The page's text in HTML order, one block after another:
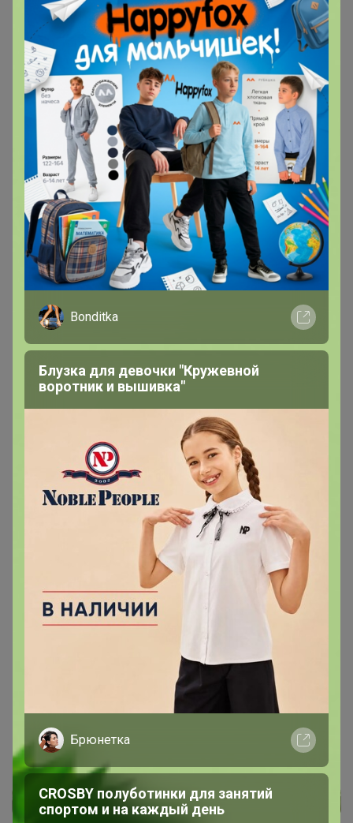
9 июня, 2021 11:42 1
Спасибо вам большое! 🌹
Chydo_chydnoe
Магистр
В теме "CП12 Мармеландия - Жевательный
мармелад! ЛУЧШАЯ ВЫБОРКА европейских
брендов"
8 июня, 2021 14:35
сына день рождения 11го... Очень ждем🤗
Chydo_chydnoe
В теме "СП3 Белье из Словении премиум класса по
доступной цене. Широкий выбор размеров
бюстгальтеров: чашки A, B, C, D, E, F, G, H: от 65 до
110.. Новая коллекция 2020/2021!"
Здравствуйте! 🤗 Можно узнать что с заказом? Ждем)
Показаны записи1-10
Bonditka
Блузка для девочки "Кружевной
воротник и вышивка"
Брюнетка
CROSBY полуботинки для занятий
спортом и на каждый день